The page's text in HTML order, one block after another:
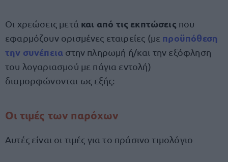
Οι χρεώσεις μετά και από τις εκπτώσεις που
εφαρμόζουν ορισμένες εταιρείες (με προϋπόθεση
την συνέπεια στην πληρωμή ή/και την εξόφληση
του λογαριασμού με πάγια εντολή)
διαμορφώνονται ως εξής:
Οι τιμές των παρόχων
Αυτές είναι οι τιμές για το πράσινο τιμολόγιο